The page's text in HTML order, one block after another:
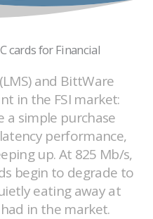
cards for Financial
and BittWare
in the FSI market:
a simple purchase
performance,
up. At 825 Mb/s,
begin to degrade to
eating away at
in the market.